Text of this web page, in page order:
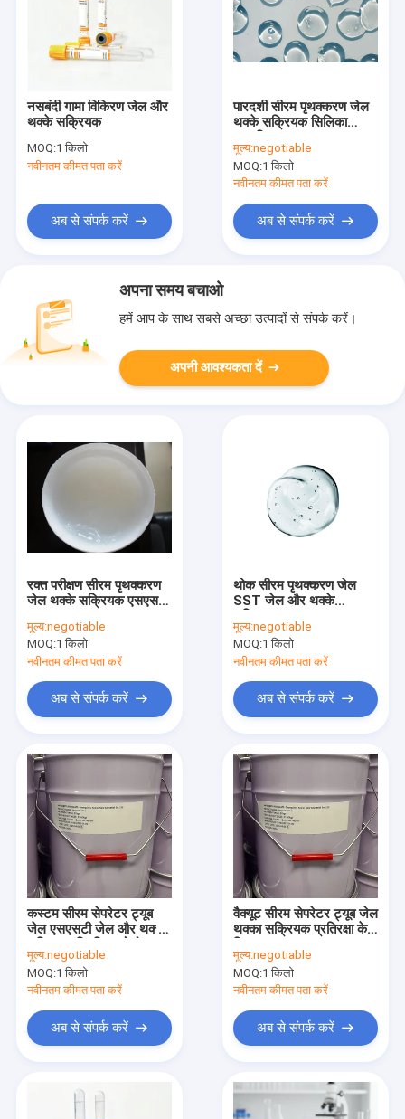
उत्पाद
नसबंदी गामा विकिरण जेल और
थक्के सक्रियक
MOQ:1 किलो
नवीनतम कीमत पता करें
अब से संपर्क करें
पारदर्शी सीरम पृथक्करण जेल
थक्के सक्रियक सिलिका
मूल्य:negotiable
MOQ:1 किलो
नवीनतम कीमत पता करें
अब से संपर्क करें
अपना समय बचाओ
हमें आप के साथ सबसे अच्छा उत्पादों से संपर्क करें।
अपनी आवश्यकता दें
रक्त परीक्षण सीरम पृथक्करण
जेल थक्के सक्रियक एसएसटी
मूल्य:negotiable
MOQ:1 किलो
नवीनतम कीमत पता करें
अब से संपर्क करें
थोक सीरम पृथक्करण जेल
SST जेल और थक्के
मूल्य:negotiable
MOQ:1 किलो
नवीनतम कीमत पता करें
अब से संपर्क करें
कस्टम सीरम सेपरेटर ट्यूब
जेल एसएसटी जेल और थक्के
मूल्य:negotiable
MOQ:1 किलो
नवीनतम कीमत पता करें
अब से संपर्क करें
वैक्यूट सीरम सेपरेटर ट्यूब जेल
थक्का सक्रियक प्रतिरक्षा के
मूल्य:negotiable
MOQ:1 किलो
नवीनतम कीमत पता करें
अब से संपर्क करें